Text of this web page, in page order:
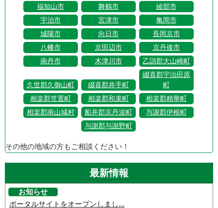
福知山市
舞鶴市
綾部市
宇治市
宮津市
亀岡市
城陽市
向日市
長岡京市
八幡市
京田辺市
京丹後市
南丹市
木津川市 乙訓郡大山崎町
久世郡久御山町 綴喜郡井手町
綴喜郡宇治田原
町
相楽郡笠置町
相楽郡和束町
相楽郡精華町
相楽郡南山城村
船井郡京丹波町
与謝郡伊根町
与謝郡与謝野町
その他の地域の方もご相談ください！
最新情報
お知らせ
ポータルサイトをオープンしまし...